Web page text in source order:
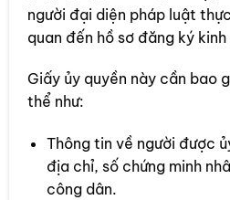
người đại diện pháp luật
quan đến hồ sơ đăng ký kinh
Giấy ủy quyền này cần bao
thể như:
Thông tin về người được
địa chỉ, số chứng minh
công dân.